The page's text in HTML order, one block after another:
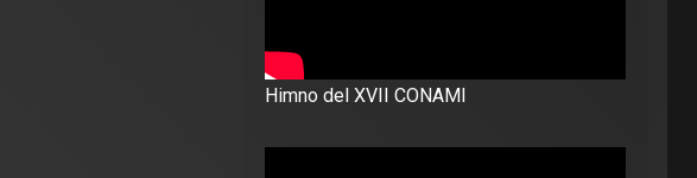
Himno del XVII CONAMI